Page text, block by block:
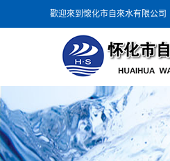
歡迎來到懷化市自來水有限公司